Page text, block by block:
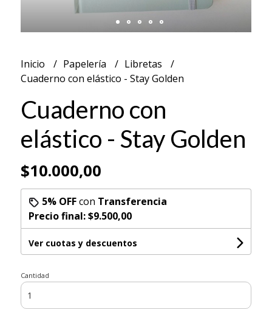
Inicio Papelería
Libretas
Cuaderno con elástico - Stay Golden
Cuaderno con
elástico - Stay Golden
$10.000,00
5% OFFcon Transferencia
Precio final:$9.500,00
Ver cuotas y descuentos
Cantidad